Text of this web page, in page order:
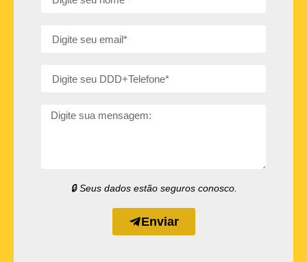
🔒 Seus dados estão seguros conosco.
Enviar